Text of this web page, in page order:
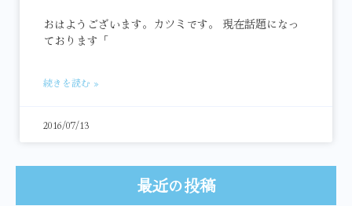
おはようございます。カツミです。 現在話題になっ
ております「
続きを読む »
2016/07/13
最近の投稿